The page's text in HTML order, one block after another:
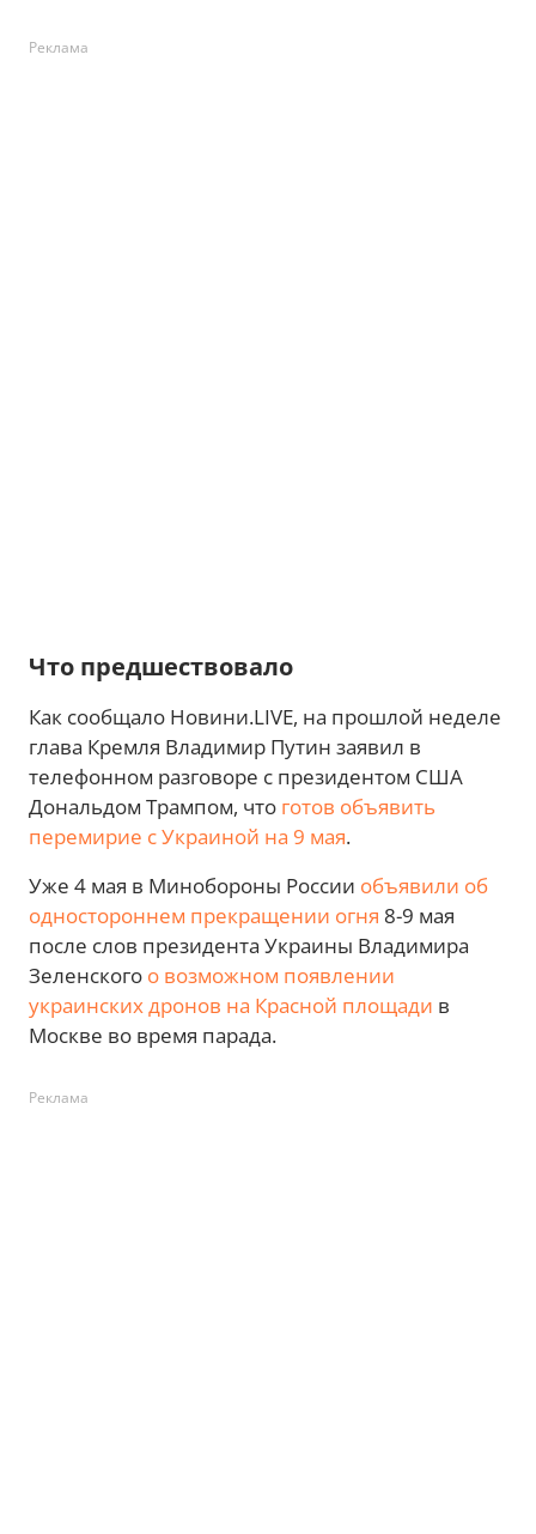
Реклама
Что предшествовало
Как сообщало Новини.LIVE, на прошлой неделе
глава Кремля Владимир Путин заявил в
телефонном разговоре с президентом США
Дональдом Трампом, что готов объявить
перемирие с Украиной на 9 мая.
Уже 4 мая в Минобороны России объявили об
одностороннем прекращении огня 8-9 мая
после слов президента Украины Владимира
Зеленского о возможном появлении
украинских дронов на Красной площади в
Москве во время парада.
Реклама